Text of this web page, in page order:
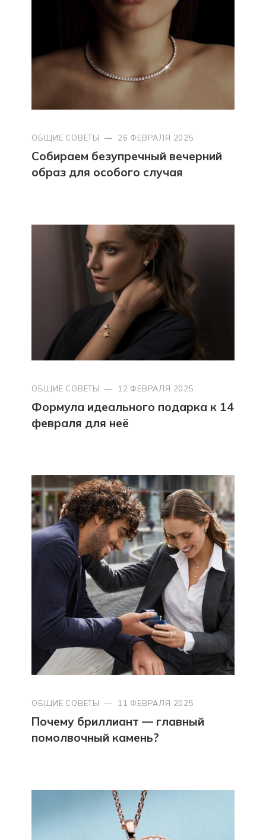
ОБЩИЕ СОВЕТЫ — 26 ФЕВРАЛЯ 2025
Собираем безупречный вечерний
образ для особого случая
ОБЩИЕ СОВЕТЫ — 12 ФЕВРАЛЯ 2025
Формула идеального подарка к 14
февраля для неё
ОБЩИЕ СОВЕТЫ — 11 ФЕВРАЛЯ 2025
Почему бриллиант — главный
помолвочный камень?